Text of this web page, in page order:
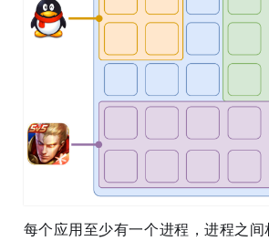
每个应用至少有一个进程，进程之